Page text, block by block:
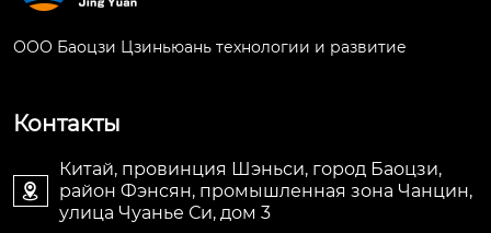
ООО Баоцзи Цзиньюань технологии и развитие
Контакты

Китай, провинция Шэньси, город Баоцзи,
район Фэнсян, промышленная зона Чанцин,
улица Чуанье Си, дом 3